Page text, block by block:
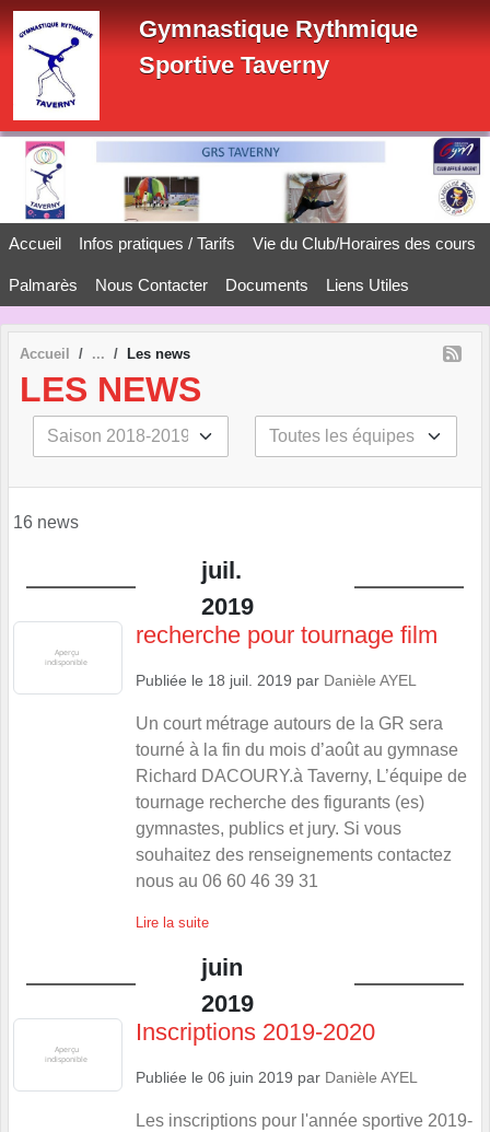
Gymnastique Rythmique
Sportive Taverny
Accueil Infos pratiques / Tarifs Vie du Club/Horaires des cours
Palmarès Nous Contacter Documents Liens Utiles
Accueil Les news
LES NEWS
16 news
juil.
2019
recherche pour tournage film
Publiée le 18 juil. 2019 par Danièle AYEL
Un court métrage autours de la GR sera
tourné à la fin du mois d’août au gymnase
Richard DACOURY.à Taverny, L’équipe de
tournage recherche des figurants (es)
gymnastes, publics et jury. Si vous
souhaitez des renseignements contactez
nous au 06 60 46 39 31
Lire la suite
juin
2019
Inscriptions 2019-2020
Publiée le 06 juin 2019 par Danièle AYEL
Les inscriptions pour l'année sportive 2019-
Panneau de gestion des cookies